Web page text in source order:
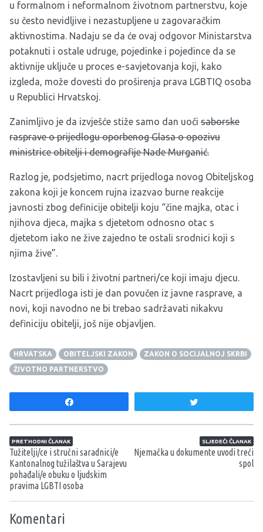
u formalnom i neformalnom životnom partnerstvu, koje
su često nevidljive i nezastupljene u zagovaračkim
aktivnostima. Nadaju se da će ovaj odgovor Ministarstva
potaknuti i ostale udruge, pojedinke i pojedince da se
aktivnije uključe u proces e-savjetovanja koji, kako
izgleda, može dovesti do proširenja prava LGBTIQ osoba
u Republici Hrvatskoj.
Zanimljivo je da izvješće stiže samo dan uoči saborske
rasprave o prijedlogu oporbenog Glasa o opozivu
ministrice obitelji i demografije Nade Murganić.
Razlog je, podsjetimo, nacrt prijedloga novog Obiteljskog
zakona koji je koncem rujna izazvao burne reakcije
javnosti zbog definicije obitelji koju “čine majka, otac i
njihova djeca, majka s djetetom odnosno otac s
djetetom iako ne žive zajedno te ostali srodnici koji s
njima žive”.
Izostavljeni su bili i životni partneri/ce koji imaju djecu.
Nacrt prijedloga isti je dan povučen iz javne rasprave, a
novi, koji navodno ne bi trebao sadržavati nikakvu
definiciju obitelji, još nije objavljen.
HRVATSKA OBITELJSKI ZAKON
ZAKON O SOCIJALNOJ SKRBI
ŽIVOTNO PARTNERSTVO
Navigacija članaka
PRETHODNI ČLANAK
Tužitelji/ce i stručni saradnici/e
Kantonalnog tužilaštva u Sarajevu
pohađali/e obuku o ljudskim
pravima LGBTI osoba
SLJEDEĆI ČLANAK
Njemačka u dokumente uvodi treći
spol
Komentari